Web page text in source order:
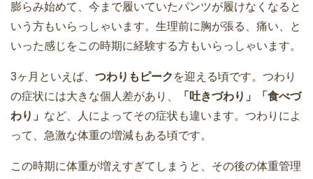
膨らみ始めて、今まで履いていたパンツが履けなくなると
いう方もいらっしゃいます。生理前に胸が張る、痛い、と
いった感じをこの時期に経験する方もいらっしゃいます。
3ヶ月といえば、 つわりもピーク を迎える頃です。つわり
の症状には大きな個人差があり、
「吐きづわり」「食べづ
わり」 など、人によってその症状も違います。つわりによ
って、急激な体重の増減もある頃です。
この時期に体重が増えすぎてしまうと、その後の体重管理